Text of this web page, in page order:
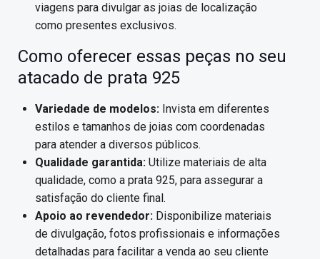
viagens para divulgar as joias de localização
como presentes exclusivos.
Como oferecer essas peças no seu
atacado de prata 925
Variedade de modelos: Invista em diferentes
estilos e tamanhos de joias com coordenadas
para atender a diversos públicos.
Qualidade garantida: Utilize materiais de alta
qualidade, como a prata 925, para assegurar a
satisfação do cliente final.
Apoio ao revendedor: Disponibilize materiais
de divulgação, fotos profissionais e informações
detalhadas para facilitar a venda ao seu cliente